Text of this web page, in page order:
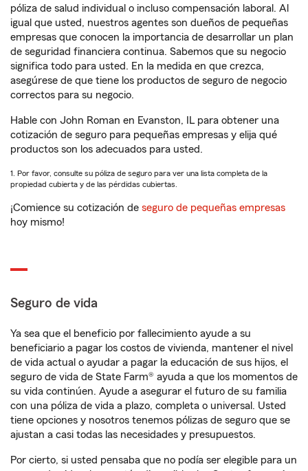
póliza de salud individual o incluso compensación laboral. Al
igual que usted, nuestros agentes son dueños de pequeñas
empresas que conocen la importancia de desarrollar un plan
de seguridad financiera continua. Sabemos que su negocio
significa todo para usted. En la medida en que crezca,
asegúrese de que tiene los productos de seguro de negocio
correctos para su negocio.
Hable con John Roman en Evanston, IL para obtener una
cotización de seguro para pequeñas empresas y elija qué
productos son los adecuados para usted.
1. Por favor, consulte su póliza de seguro para ver una lista completa de la
propiedad cubierta y de las pérdidas cubiertas.
¡Comience su cotización de seguro de pequeñas empresas
hoy mismo!
Seguro de vida
Ya sea que el beneficio por fallecimiento ayude a su
beneficiario a pagar los costos de vivienda, mantener el nivel
de vida actual o ayudar a pagar la educación de sus hijos, el
seguro de vida de State Farm® ayuda a que los momentos de
su vida continúen. Ayude a asegurar el futuro de su familia
con una póliza de vida a plazo, completa o universal. Usted
tiene opciones y nosotros tenemos pólizas de seguro que se
ajustan a casi todas las necesidades y presupuestos.
Por cierto, si usted pensaba que no podía ser elegible para un